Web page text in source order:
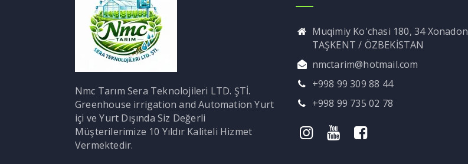
Nmc Tarım Sera Teknolojileri LTD. ŞTİ.
Greenhouse irrigation and Automation Yurt
içi ve Yurt Dışında Siz Değerli
Müşterilerimize 10 Yıldır Kaliteli Hizmet
Vermektedir.
Muqimiy Ko'chasi 180, 34 Xonadon
TAŞKENT / ÖZBEKİSTAN
nmctarim@hotmail.com
+998 99 309 88 44
+998 99 735 02 78